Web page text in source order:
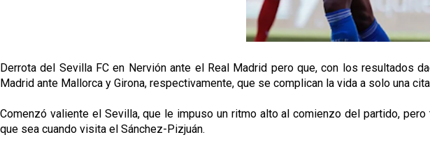
Derrota del Sevilla FC en Nervión ante el Real Madrid pero que, con los resultados
Madrid ante Mallorca y Girona, respectivamente, que se complican la vida a solo una
Comenzó valiente el Sevilla, que le impuso un ritmo alto al comienzo del partido,
que sea cuando visita el Sánchez-Pizjuán.